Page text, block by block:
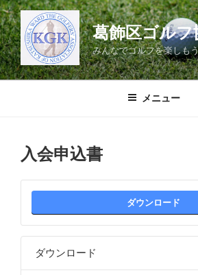
コ
ン
テ
ン
ツ
葛飾区ゴルフ
みんなでゴルフを楽しも
メニュー
入会申込書
ダウンロード
ダウンロード